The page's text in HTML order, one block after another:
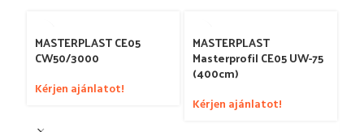
MASTERPLAST CE05
CW50/3000
Kérjen ajánlatot!
MASTERPLAST
Masterprofil CE05 UW-75
(400cm)
Kérjen ajánlatot!